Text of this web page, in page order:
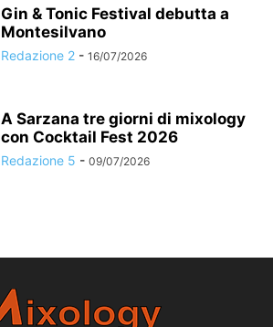
Gin & Tonic Festival debutta a
Montesilvano
Redazione 2 - 16/07/2026
A Sarzana tre giorni di mixology
con Cocktail Fest 2026
Redazione 5 - 09/07/2026